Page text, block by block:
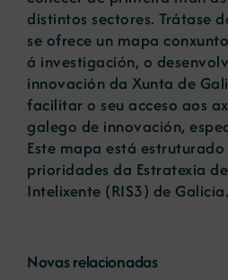
distintos sectores. Trátase
se ofrece un mapa
á investigación, o
innovación da Xunta de
facilitar o seu acceso aos
galego de innovación,
Este mapa está estruturado
prioridades da Estratexia
Intelixente (RIS3) de Galicia.
Novas relacionadas